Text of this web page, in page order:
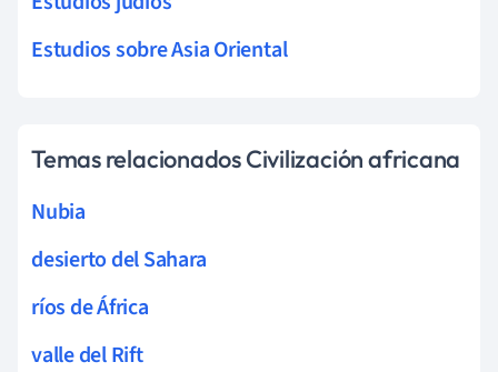
Estudios sobre Asia Oriental
Temas relacionados Civilización africana
Nubia
desierto del Sahara
ríos de África
valle del Rift